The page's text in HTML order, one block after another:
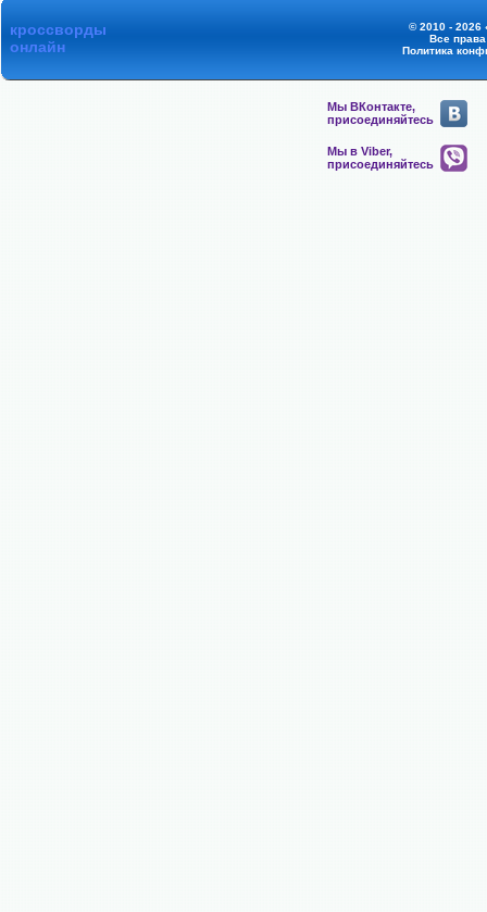
кроссворды
онлайн
© 2010 - 2026
Все
Политика
Мы ВКонтакте,
присоединяйтесь
Мы в Viber,
присоединяйтесь